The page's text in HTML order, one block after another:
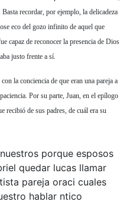
recordar, por ejemplo, la delicadeza
eco del gozo infinito de aquel que
capaz de reconocer la presencia de Dios
justo frente a sí.
la conciencia de que eran una pareja a
Por su parte, Juan, en el epílogo
recibió de sus padres, de cuál era su
nuestros porque esposos
quedar lucas llamar
pareja oraci cuales
hablar ntico